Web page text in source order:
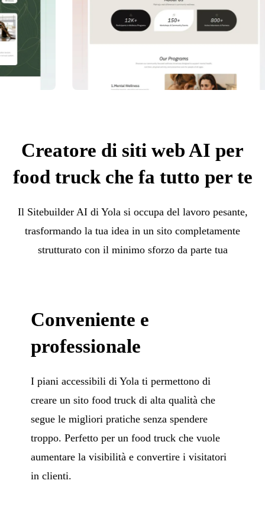
Creatore di siti web AI per
food truck che fa tutto per te
Il Sitebuilder AI di Yola si occupa del lavoro pesante,
trasformando la tua idea in un sito completamente
strutturato con il minimo sforzo da parte tua
Conveniente e
professionale
I piani accessibili di Yola ti permettono di
creare un sito food truck di alta qualità che
segue le migliori pratiche senza spendere
troppo. Perfetto per un food truck che vuole
aumentare la visibilità e convertire i visitatori
in clienti.